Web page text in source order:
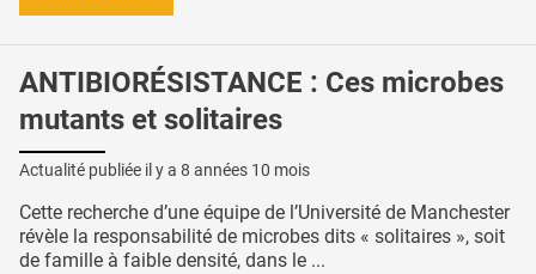
ANTIBIORÉSISTANCE : Ces microbes
mutants et solitaires
Actualité publiée il y a 8 années 10 mois
Cette recherche d’une équipe de l’Université de Manchester
révèle la responsabilité de microbes dits « solitaires », soit
de famille à faible densité, dans le ...